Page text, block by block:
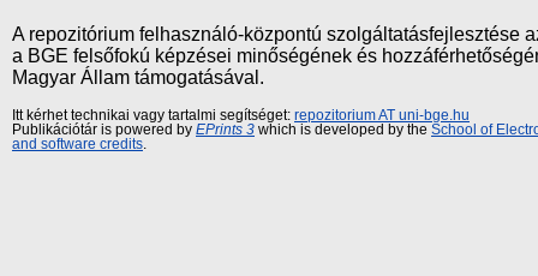
A repozitórium felhasználó-központú szolgáltatásfejlesztése
a BGE felsőfokú képzései minőségének és
Magyar Állam támogatásával.
Itt kérhet technikai vagy tartalmi segítséget: repozitorium AT uni-bge.hu
Publikációtár is powered by EPrints 3 which is developed by the School of
and software credits